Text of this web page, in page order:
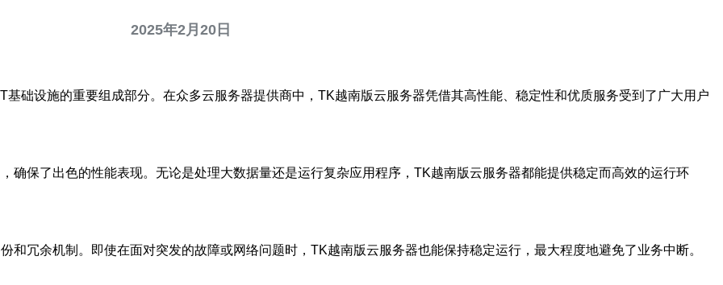
2025年2月20日
础设施的重要组成部分。在众多云服务器提供商中，TK越南版云服务器凭借其高性能、稳定性和优质服务受到了广大用户
确保了出色的性能表现。无论是处理大数据量还是运行复杂应用程序，TK越南版云服务器都能提供稳定而高效的运行环
和冗余机制。即使在面对突发的故障或网络问题时，TK越南版云服务器也能保持稳定运行，最大程度地避免了业务中断。